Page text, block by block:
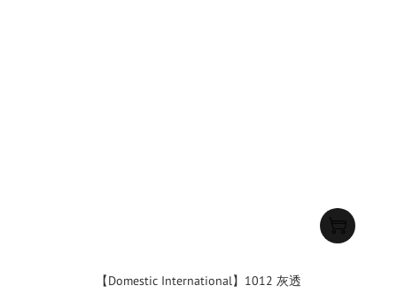
【Domestic International】1012 灰透